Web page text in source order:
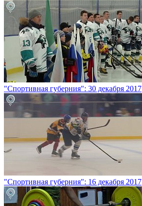
"Спортивная губерния": 30 декабря 2017
"Спортивная губерния": 16 декабря 2017